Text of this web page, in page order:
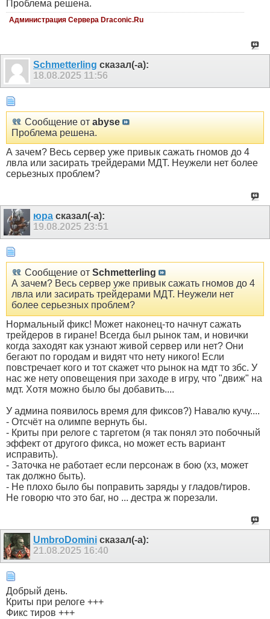
Проблема решена.
Администрация Сервера Draconic.Ru
Schmetterling сказал(-а):
18.08.2025 11:56
Сообщение от abyse
Проблема решена.
А зачем? Весь сервер уже привык сажать гномов до 4
лвла или засирать трейдерами МДТ. Неужели нет более
серьезных проблем?
юра сказал(-а):
19.08.2025 23:51
Сообщение от Schmetterling
А зачем? Весь сервер уже привык сажать гномов до 4
лвла или засирать трейдерами МДТ. Неужели нет
более серьезных проблем?
Нормальный фикс! Может наконец-то начнут сажать
трейдеров в гиране! Всегда был рынок там, и новички
когда заходят как узнают живой сервер или нет? Они
бегают по городам и видят что нету никого! Если
повстречает кого и тот скажет что рынок на мдт то збс. У
нас же нету оповещения при заходе в игру, что "движ" на
мдт. Хотя можно было бы добавить....
У админа появилось время для фиксов?) Навалю кучу....
- Отсчёт на олимпе вернуть бы.
- Криты при релоге с таргетом (я так понял это побочный
эффект от другого фикса, но может есть вариант
исправить).
- Заточка не работает если персонаж в бою (хз, может
так должно быть).
- Не плохо было бы поправить заряды у гладов/тиров.
Не говорю что это баг, но ... дестра ж порезали.
UmbroDomini сказал(-а):
21.08.2025 16:40
Добрый день.
Криты при релоге +++
Фикс тиров +++